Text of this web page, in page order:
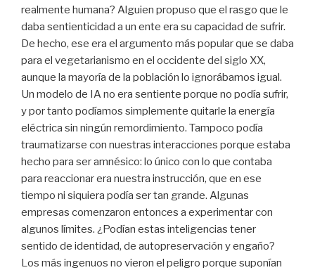
realmente humana? Alguien propuso que el rasgo que le
daba sentienticidad a un ente era su capacidad de sufrir.
De hecho, ese era el argumento más popular que se daba
para el vegetarianismo en el occidente del siglo XX,
aunque la mayoría de la población lo ignorábamos igual.
Un modelo de IA no era sentiente porque no podía sufrir,
y por tanto podíamos simplemente quitarle la energía
eléctrica sin ningún remordimiento. Tampoco podía
traumatizarse con nuestras interacciones porque estaba
hecho para ser amnésico: lo único con lo que contaba
para reaccionar era nuestra instrucción, que en ese
tiempo ni siquiera podía ser tan grande. Algunas
empresas comenzaron entonces a experimentar con
algunos límites. ¿Podían estas inteligencias tener
sentido de identidad, de autopreservación y engaño?
Los más ingenuos no vieron el peligro porque suponían